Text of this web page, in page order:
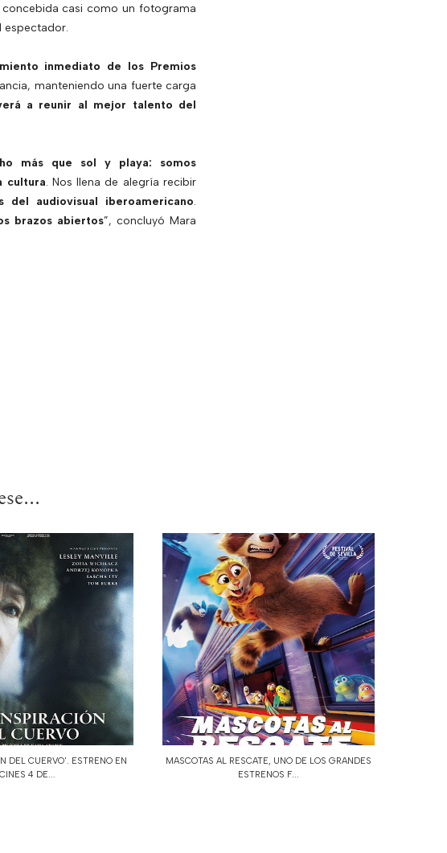
casi como un fotograma
espectador.
inmediato de los Premios
manteniendo una fuerte carga
a reunir al mejor talento del
más que sol y playa: somos
cultura. Nos llena de alegría recibir
del audiovisual iberoamericano.
brazos abiertos”, concluyó Mara
DEL CUERVO'. ESTRENO EN
CINES 4 DE...
MASCOTAS AL RESCATE, UNO DE LOS GRANDES
ESTRENOS F...